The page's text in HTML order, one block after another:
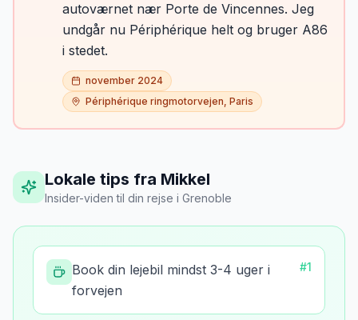
autoværnet nær Porte de Vincennes. Jeg
undgår nu Périphérique helt og bruger A86
i stedet.
november 2024
Périphérique ringmotorvejen, Paris
Lokale tips fra Mikkel
Insider-viden til din rejse i Grenoble
Book din lejebil mindst 3-4 uger i
forvejen
#1